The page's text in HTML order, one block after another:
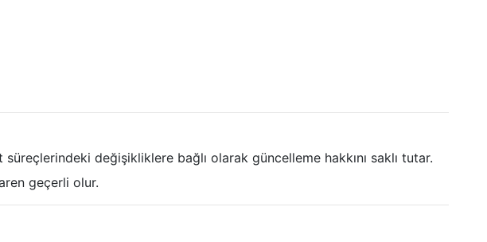
değişikliklere bağlı olarak güncelleme hakkını saklı tutar.
geçerli olur.